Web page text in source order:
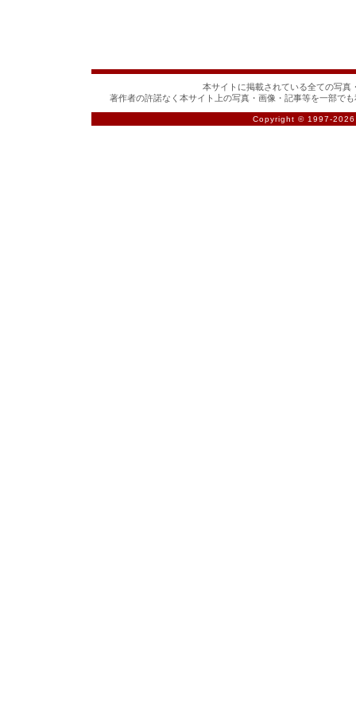
本サイトに掲載されている全ての写真
著作者の許諾なく本サイト上の写真・画像・記事等を一部で
Copyright © 1997-